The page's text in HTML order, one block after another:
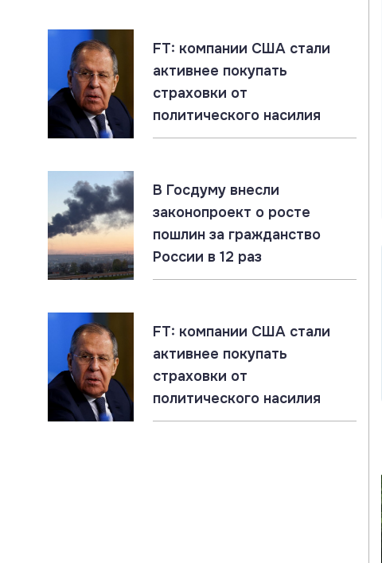
FT: компании США стали
активнее покупать
страховки от
политического насилия
В Госдуму внесли
законопроект о росте
пошлин за гражданство
России в 12 раз
FT: компании США стали
активнее покупать
страховки от
политического насилия